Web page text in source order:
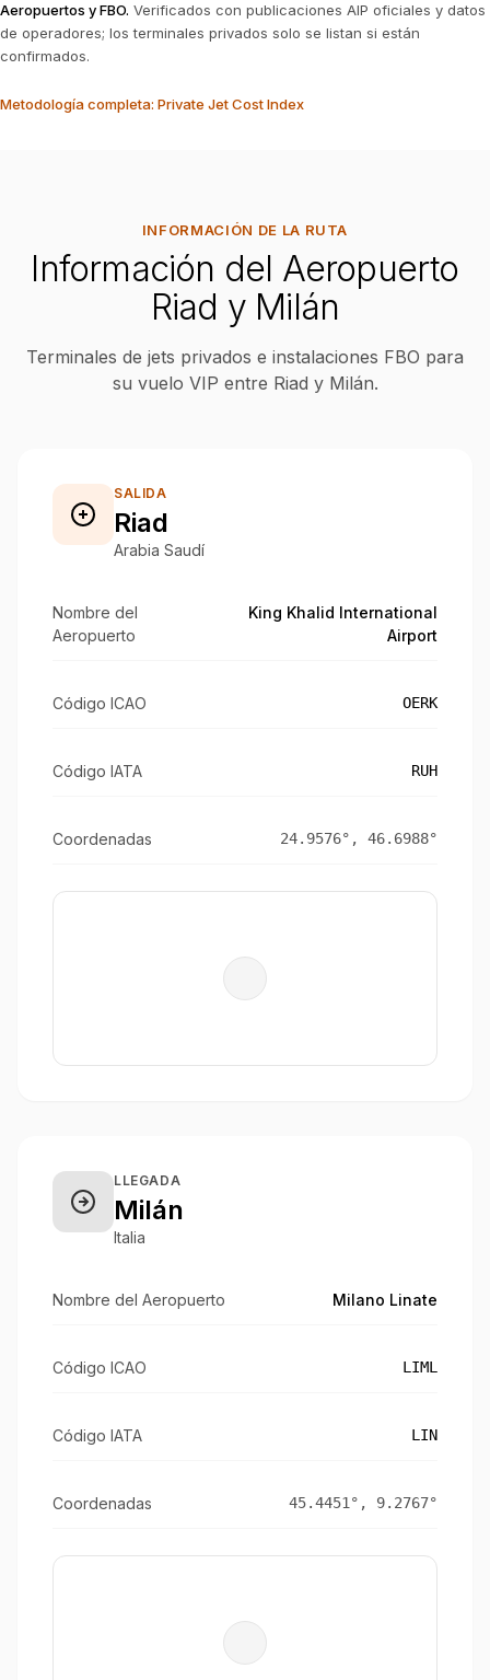
Aeropuertos y FBO. Verificados con publicaciones AIP oficiales y datos
de operadores; los terminales privados solo se listan si están
confirmados.
Metodología completa: Private Jet Cost Index
INFORMACIÓN DE LA RUTA
Información del Aeropuerto
Riad y Milán
Terminales de jets privados e instalaciones FBO para
su vuelo VIP entre Riad y Milán.
SALIDA
Riad
Arabia Saudí
Nombre del
Aeropuerto
King Khalid International
Airport
Código ICAO OERK
Código IATA RUH
Coordenadas 24.9576°, 46.6988°
LLEGADA
Milán
Italia
Nombre del Aeropuerto Milano Linate
Código ICAO LIML
Código IATA LIN
Coordenadas 45.4451 °, 9.2767°